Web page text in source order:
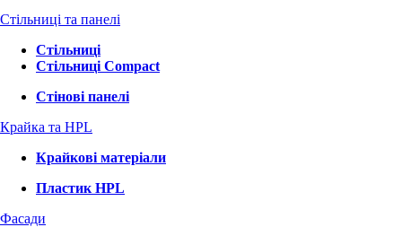
Стільниці та панелі
Стільниці
Стільниці Compact
Стінові панелі
Крайка та HPL
Крайкові матеріали
Пластик HPL
Фасади